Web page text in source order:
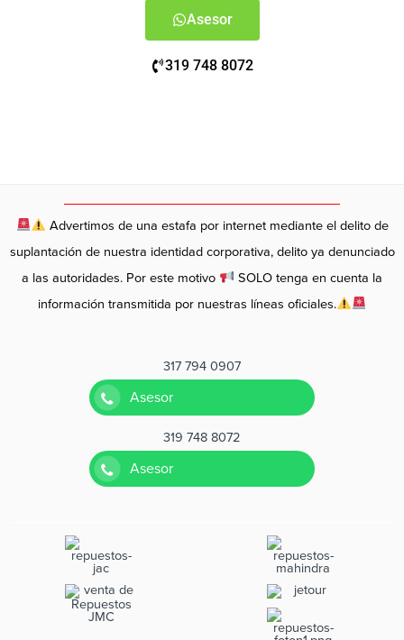
Asesor
319 748 8072
Advertimos de una estafa por internet mediante el delito de
suplantación de nuestra identidad corporativa, delito ya denunciado
a las autoridades. Por este motivo
SOLO tenga en cuenta la
información transmitida por nuestras líneas oficiales.
317 794 0907
Asesor
319 748 8072
Asesor